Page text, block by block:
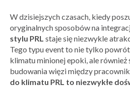
W dzisiejszych czasach, kiedy
oryginalnych sposobów na
stylu PRL staje się niezwykle
Tego typu event to nie tylko
klimatu minionej epoki, ale również
budowania więzi między
do klimatu PRL to niezwykłe